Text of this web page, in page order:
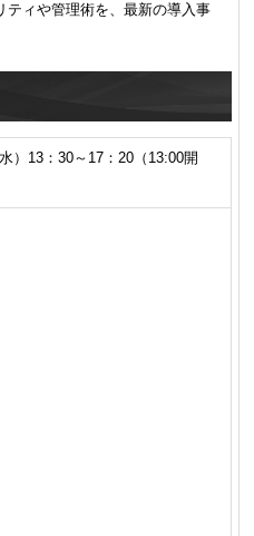
ティや管理術を、最新の導入事
）13：30～17：20（13:00開